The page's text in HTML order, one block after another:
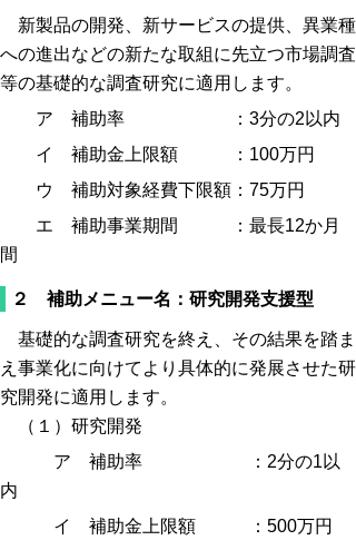
新製品の開発、新サービスの提供、異業種
への進出などの新たな取組に先立つ市場調査
等の基礎的な調査研究に適用します。
ア 補助率 ：3分の2以内
イ 補助金上限額 ：100万円
ウ 補助対象経費下限額：75万円
エ 補助事業期間 ：最長12か月
間
２ 補助メニュー名：研究開発支援型
基礎的な調査研究を終え、その結果を踏ま
え事業化に向けてより具体的に発展させた研
究開発に適用します。
（１）研究開発
ア 補助率 ：2分の1以
内
イ 補助金上限額 ：500万円